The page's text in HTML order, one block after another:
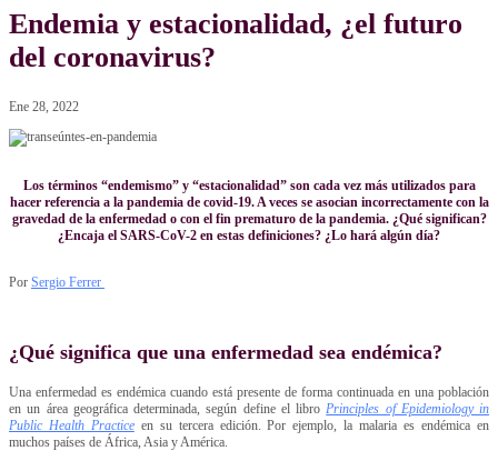
Endemia y estacionalidad, ¿el futuro
del coronavirus?
Ene 28, 2022
Los términos “endemismo” y “estacionalidad” son cada vez más utilizados para
hacer referencia a la pandemia de covid-19. A veces se asocian incorrectamente con la
gravedad de la enfermedad o con el fin prematuro de la pandemia. ¿Qué significan?
¿Encaja el SARS-CoV-2 en estas definiciones? ¿Lo hará algún día?
Por Sergio Ferrer
¿Qué significa que una enfermedad sea endémica?
Una enfermedad es endémica cuando está presente de forma continuada en una población
en un área geográfica determinada, según define el libroPrinciples of Epidemiology in
Public Health Practiceen su tercera edición. Por ejemplo, la malaria es endémica en
muchos países de África, Asia y América.